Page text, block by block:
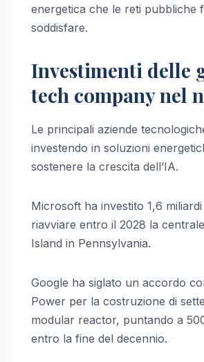
energetica che le reti pubbliche
soddisfare.
Investimenti delle
tech company nel
Le principali aziende
investendo in soluzioni
sostenere la crescita dell’IA.
Microsoft ha investito 1,6
riavviare entro il 2028 la
Island in Pennsylvania.
Google ha siglato un accordo
Power per la costruzione di
modular reactor, puntando a
entro la fine del decennio.